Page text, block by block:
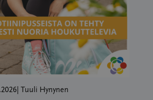
| Tuuli Hynynen